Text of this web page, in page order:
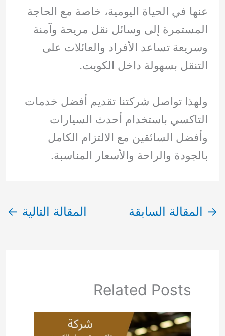
عنها في الحياة اليومية، خاصة مع الحاجة
المستمرة إلى وسائل نقل مريحة وآمنة
وسريعة تساعد الأفراد والعائلات على
التنقل بسهولة داخل الكويت.
ولهذا تواصل شركتنا تقديم أفضل خدمات
التاكسي باستخدام أحدث السيارات
وأفضل السائقين مع الالتزام الكامل
بالجودة والراحة والأسعار المناسبة.
→ المقالة السابقة المقالة التالية ←
Related Posts